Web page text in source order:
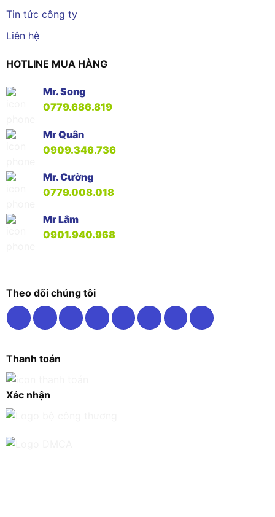
Tin tức công ty
Liên hệ
HOTLINE MUA HÀNG
Mr. Song
0779.686.819
Mr Quân
0909.346.736
Mr. Cường
0779.008.018
Mr Lâm
0901.940.968
Theo dõi chúng tôi
Thanh toán
Xác nhận